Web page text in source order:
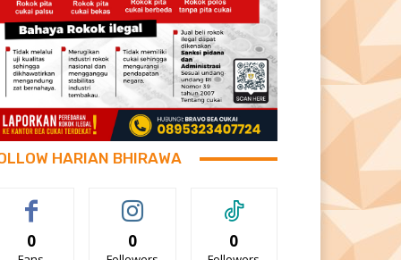
HARIAN BHIRAWA
0 0 0